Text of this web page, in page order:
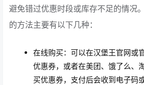
避免错过优惠时段或库存不足的情况
的方法主要有以下几种：
在线购买：可以在汉堡王官网或
优惠券，或者在美团、饿了么、
买优惠券，支付后会收到电子码